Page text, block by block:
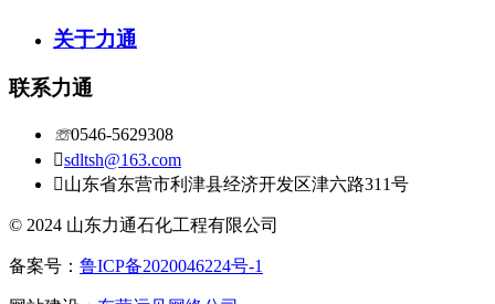
关于力通
联系力通
☏0546-5629308
sdltsh@163.com
山东省东营市利津县经济开发区津六路311号
© 2024 山东力通石化工程有限公司
备案号： 鲁ICP备2020046224号-1